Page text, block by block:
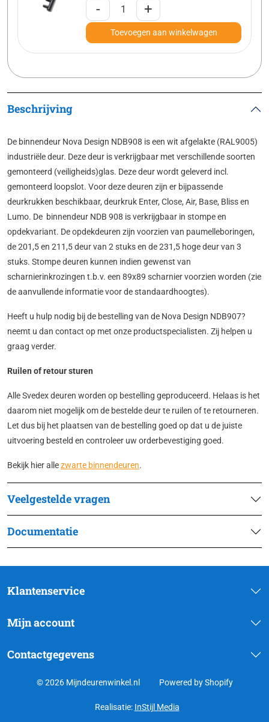
- +
Toevoegen aan winkelwagen
Beschrijving
De binnendeur Nova Design NDB908 is een wit afgelakte (RAL9005)
industriële deur. Deze deur is verkrijgbaar met verschillende soorten
gemonteerd (veiligheids)glas. Deze deur wordt geleverd incl.
gemonteerd loopslot. Voor deze deuren zijn er bijpassende
deurkrukken beschikbaar, deurkruk Enter, Close, Air, Base, Bliss en
Lumo. De binnendeur NDB 908 is verkrijgbaar in stompe en
opdekvariant. De opdekdeuren zijn voorzien van paumelleboringen,
de 201,5 en 211,5 deur van 2 stuks en de 231,5 hoge deur van 3
stuks. Stompe deuren kunnen indien gewenst van
scharnierinkrozingen t.b.v. een 89x89 scharnier voorzien worden (zie
de aanvullende informatie voor de standaardhoogtes).
Heeft u hulp nodig bij de bestelling van de Nova Design NDB907?
neemt u dan contact op met onze productspecialisten. Zij helpen u
graag verder.
Ruilen of retour sturen
Alle Svedex deuren worden op bestelling geproduceerd. Helaas is het
daarom niet mogelijk om de bestelde deur te ruilen of te retourneren.
Let dus bij het plaatsen van de bestelling goed op dat u de juiste
uitvoering besteld en controleer uw orderbevestiging goed.
Bekijk hier allezwarte binnendeuren.
Veelgestelde vragen
Documentatie
Klantenservice
Mijn account
Contactgegevens
© 2026 Mijndeurenwinkel.nl Powered by Shopify
Realisatie: InStijl Media